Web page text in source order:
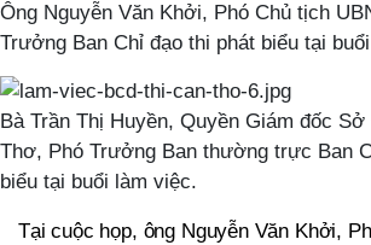
Ông Nguyễn Văn Khởi, Phó Chủ tịch
Trưởng Ban Chỉ đạo thi phát biểu tại
Bà Trần Thị Huyền, Quyền Giám đốc
Thơ, Phó Trưởng Ban thường trực Ban
biểu tại buổi làm việc.
Tại cuộc họp, ông Nguyễn Văn Khởi,